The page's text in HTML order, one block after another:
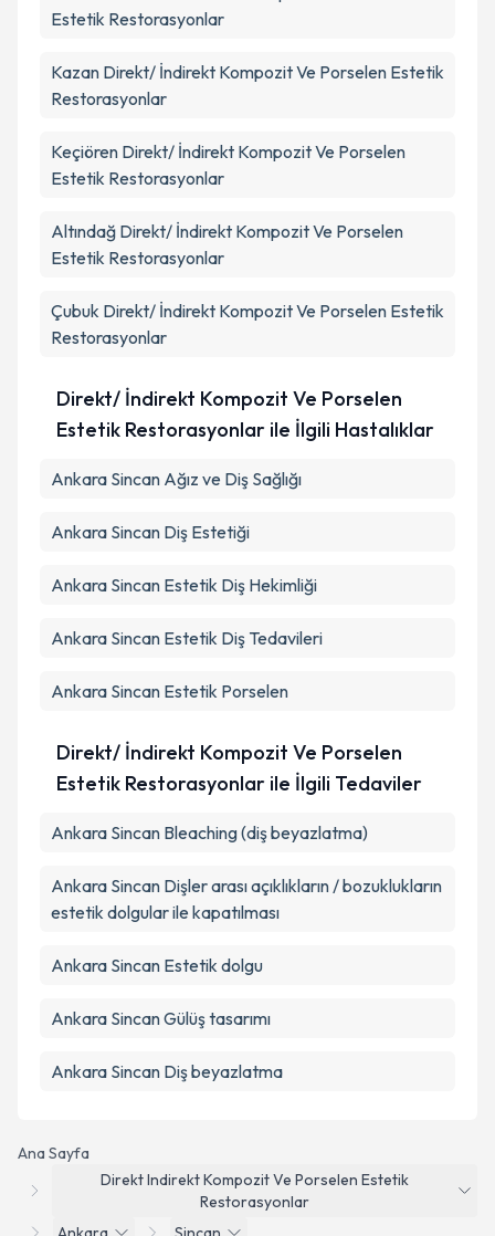
Ana Sayfa
Direkt Indirekt Kompozit Ve Porselen Estetik
Restorasyonlar
Estetik Restorasyonlar
Kazan Direkt/ İndirekt Kompozit Ve Porselen Estetik
Restorasyonlar
Keçiören Direkt/ İndirekt Kompozit Ve Porselen
Estetik Restorasyonlar
Altındağ Direkt/ İndirekt Kompozit Ve Porselen
Estetik Restorasyonlar
Çubuk Direkt/ İndirekt Kompozit Ve Porselen Estetik
Restorasyonlar
Direkt/ İndirekt Kompozit Ve Porselen
Estetik Restorasyonlar ile İlgili Hastalıklar
Ankara Sincan Ağız ve Diş Sağlığı
Ankara Sincan Diş Estetiği
Ankara Sincan Estetik Diş Hekimliği
Ankara Sincan Estetik Diş Tedavileri
Ankara Sincan Estetik Porselen
Direkt/ İndirekt Kompozit Ve Porselen
Estetik Restorasyonlar ile İlgili Tedaviler
Ankara Sincan Bleaching (diş beyazlatma)
Ankara Sincan Dişler arası açıklıkların / bozuklukların
estetik dolgular ile kapatılması
Ankara Sincan Estetik dolgu
Ankara Sincan Gülüş tasarımı
Ankara Sincan Diş beyazlatma